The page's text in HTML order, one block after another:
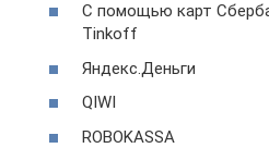
С помощью карт
Tinkoff
Яндекс.Деньги
QIWI
ROBOKASSA